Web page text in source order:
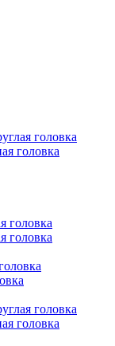
головка
головка
головка
головка
головка
головка